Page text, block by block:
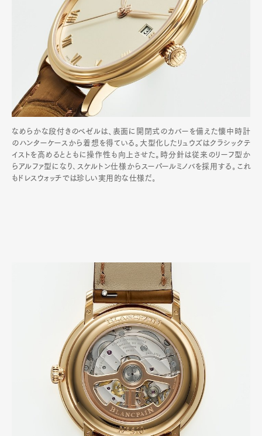
なめらかな段付きのベゼルは、表面に開閉式のカバーを備えた懐中時計
のハンターケースから着想を得ている。大型化したリュウズはクラシックテ
イストを高めるとともに操作性も向上させた。時分針は従来のリーフ型か
らアルファ型になり､スケルトン仕様からスーパールミノバを採用する｡これ
もドレスウォッチでは珍しい実用的な仕様だ｡